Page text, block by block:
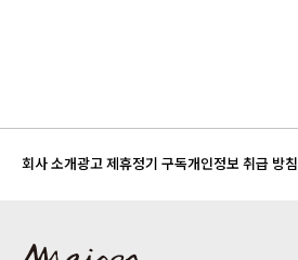
회사 소개광고 제휴정기 구독개인정보 취급 방침